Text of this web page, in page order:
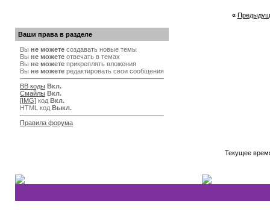
«
Ваши права в разделе
Вы не можете создавать новые темы
Вы не можете отвечать в темах
Вы не можете прикреплять вложения
Вы не можете редактировать свои сообщения
BB коды Вкл.
Смайлы Вкл.
[IMG] код Вкл.
HTML код Выкл.
Правила форума
Текущее